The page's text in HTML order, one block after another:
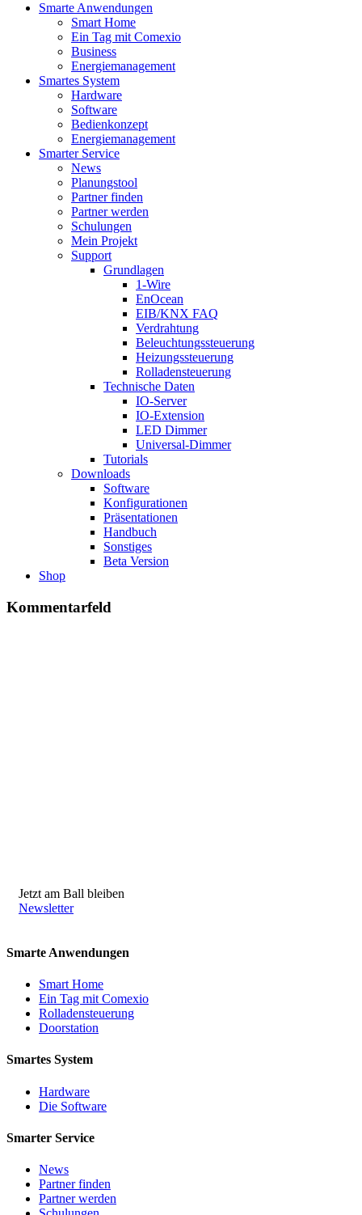
Smarte Anwendungen
Smart Home
Ein Tag mit Comexio
Business
Energiemanagement
Smartes System
Hardware
Software
Bedienkonzept
Energiemanagement
Smarter Service
News
Planungstool
Partner finden
Partner werden
Schulungen
Mein Projekt
Support
Grundlagen
1-Wire
EnOcean
EIB/KNX FAQ
Verdrahtung
Beleuchtungssteuerung
Heizungssteuerung
Rolladensteuerung
Technische Daten
IO-Server
IO-Extension
LED Dimmer
Universal-Dimmer
Tutorials
Downloads
Software
Konfigurationen
Präsentationen
Handbuch
Sonstiges
Beta Version
Shop
Kommentarfeld
Jetzt am Ball bleiben
Newsletter
Smarte Anwendungen
Smart Home
Ein Tag mit Comexio
Rolladensteuerung
Doorstation
Smartes System
Hardware
Die Software
Smarter Service
News
Partner finden
Partner werden